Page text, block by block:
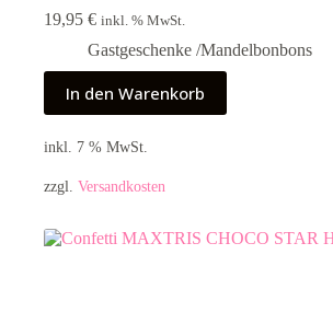
19,95 € inkl. % MwSt.
Gastgeschenke /Mandelbonbons
In den Warenkorb
inkl. 7 % MwSt.
zzgl. Versandkosten